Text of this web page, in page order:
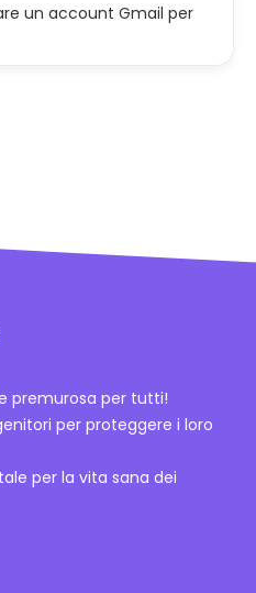
un account Gmail per
premurosa per tutti!
per proteggere i loro
per la vita sana dei